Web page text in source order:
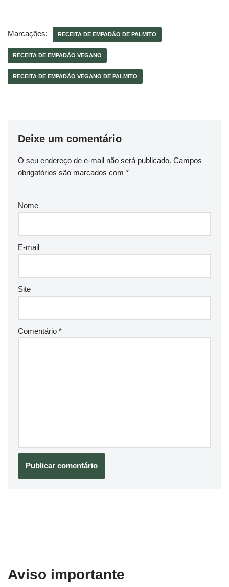
Marcações: RECEITA DE EMPADÃO DE PALMITO
RECEITA DE EMPADÃO VEGANO
RECEITA DE EMPADÃO VEGANO DE PALMITO
Deixe um comentário
O seu endereço de e-mail não será publicado. Campos
obrigatórios são marcados com *
Nome
E-mail
Site
Comentário *
Aviso importante